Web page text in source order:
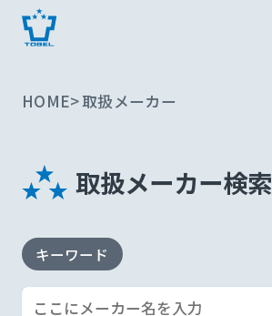
HOME 取扱メーカー
取扱メーカー検索
キーワード